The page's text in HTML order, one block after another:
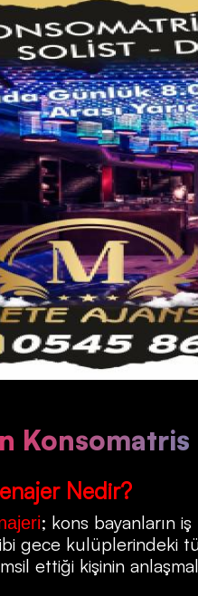
Konsomatris
Nedir?
; kons bayanların
gece kulüplerindeki
ettiği kişinin